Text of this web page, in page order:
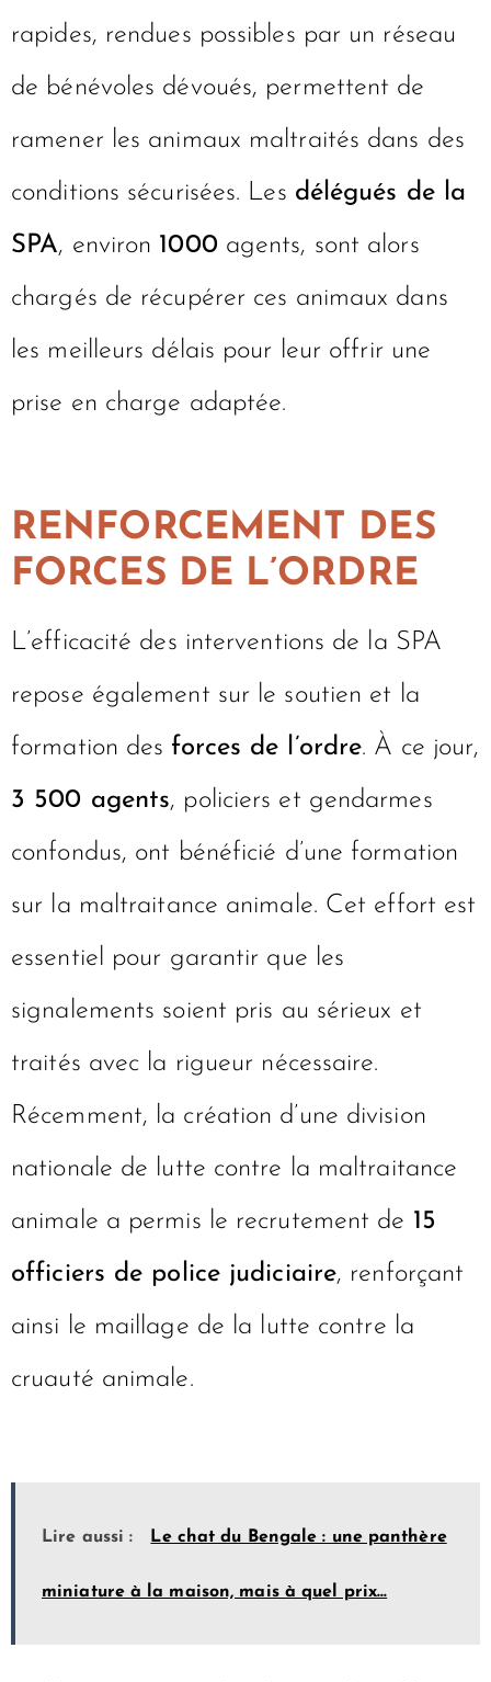
rapides, rendues possibles par un réseau
de bénévoles dévoués, permettent de
ramener les animaux maltraités dans des
conditions sécurisées. Les délégués de la
SPA, environ 1000 agents, sont alors
chargés de récupérer ces animaux dans
les meilleurs délais pour leur offrir une
prise en charge adaptée.
RENFORCEMENT DES
FORCES DE L’ORDRE
L’efficacité des interventions de la SPA
repose également sur le soutien et la
formation des forces de l’ordre. À ce jour,
3 500 agents, policiers et gendarmes
confondus, ont bénéficié d’une formation
sur la maltraitance animale. Cet effort est
essentiel pour garantir que les
signalements soient pris au sérieux et
traités avec la rigueur nécessaire.
Récemment, la création d’une division
nationale de lutte contre la maltraitance
animale a permis le recrutement de 15
officiers de police judiciaire, renforçant
ainsi le maillage de la lutte contre la
cruauté animale.
Lire aussi : Le chat du Bengale : une panthère
miniature à la maison, mais à quel prix...